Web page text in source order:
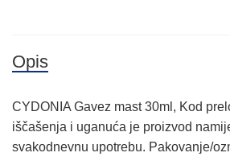
Opis
CYDONIA Gavez mast 30ml, Kod
iščašenja i uganuća je proizvod
svakodnevnu upotrebu. Pakovanje/